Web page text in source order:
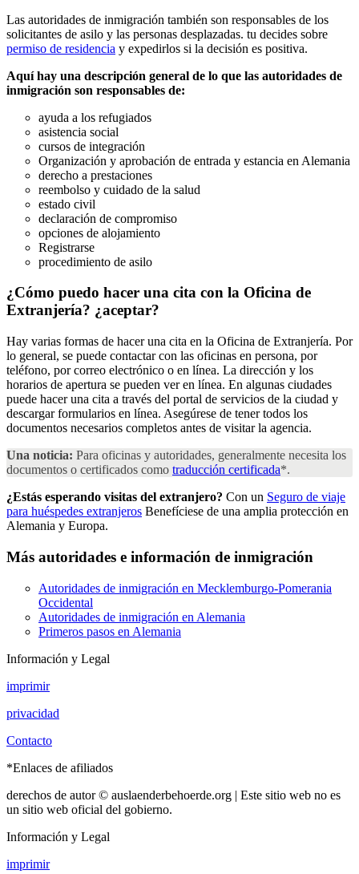
Las autoridades de inmigración también son responsables de los
solicitantes de asilo y las personas desplazadas. tu decides sobre
permiso de residencia y expedirlos si la decisión es positiva.
Aquí hay una descripción general de lo que las autoridades de
inmigración son responsables de:
ayuda a los refugiados
asistencia social
cursos de integración
Organización y aprobación de entrada y estancia en Alemania
derecho a prestaciones
reembolso y cuidado de la salud
estado civil
declaración de compromiso
opciones de alojamiento
Registrarse
procedimiento de asilo
¿Cómo puedo hacer una cita con la Oficina de
Extranjería? ¿aceptar?
Hay varias formas de hacer una cita en la Oficina de Extranjería. Por
lo general, se puede contactar con las oficinas en persona, por
teléfono, por correo electrónico o en línea. La dirección y los
horarios de apertura se pueden ver en línea. En algunas ciudades
puede hacer una cita a través del portal de servicios de la ciudad y
descargar formularios en línea. Asegúrese de tener todos los
documentos necesarios completos antes de visitar la agencia.
Una noticia: Para oficinas y autoridades, generalmente necesita los
documentos o certificados como traducción certificada*.
¿Estás esperando visitas del extranjero? Con un Seguro de viaje
para huéspedes extranjeros Benefíciese de una amplia protección en
Alemania y Europa.
Más autoridades e información de inmigración
Autoridades de inmigración en Mecklemburgo-Pomerania
Occidental
Autoridades de inmigración en Alemania
Primeros pasos en Alemania
Información y Legal
imprimir
privacidad
Contacto
*Enlaces de afiliados
derechos de autor © auslaenderbehoerde.org | Este sitio web no es
un sitio web oficial del gobierno.
Información y Legal
imprimir